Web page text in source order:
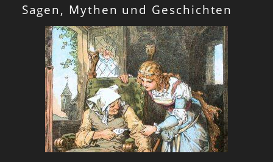
Sagen, Mythen und Geschichten